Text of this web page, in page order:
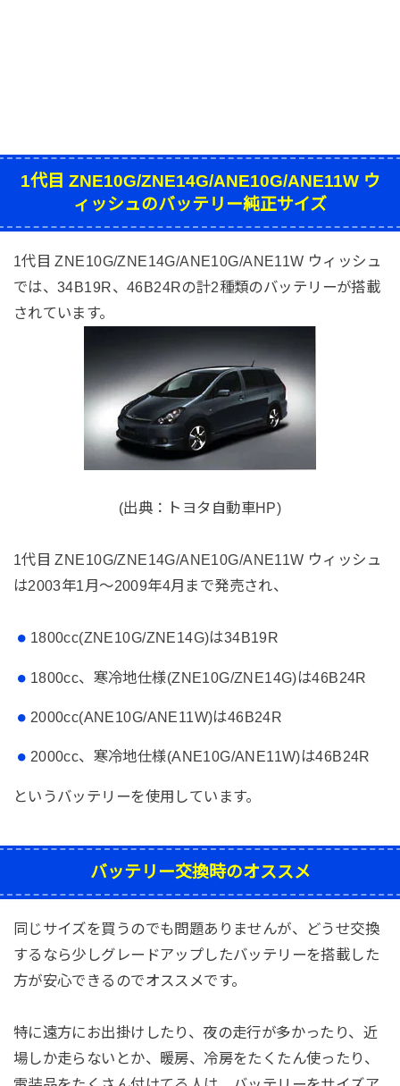
1代目 ZNE10G/ZNE14G/ANE10G/ANE11W ウ
ィッシュのバッテリー純正サイズ
1代目 ZNE10G/ZNE14G/ANE10G/ANE11W ウィッシュ
では、34B19R、46B24Rの計2種類のバッテリーが搭載
されています。
(出典：トヨタ自動車HP)
1代目 ZNE10G/ZNE14G/ANE10G/ANE11W ウィッシュ
は2003年1月～2009年4月まで発売され、
1800cc(ZNE10G/ZNE14G)は34B19R
1800cc、寒冷地仕様(ZNE10G/ZNE14G)は46B24R
2000cc(ANE10G/ANE11W)は46B24R
2000cc、寒冷地仕様(ANE10G/ANE11W)は46B24R
というバッテリーを使用しています。
バッテリー交換時のオススメ
同じサイズを買うのでも問題ありませんが、どうせ交換
するなら少しグレードアップしたバッテリーを搭載した
方が安心できるのでオススメです。
特に遠方にお出掛けしたり、夜の走行が多かったり、近
場しか走らないとか、暖房、冷房をたくたん使ったり、